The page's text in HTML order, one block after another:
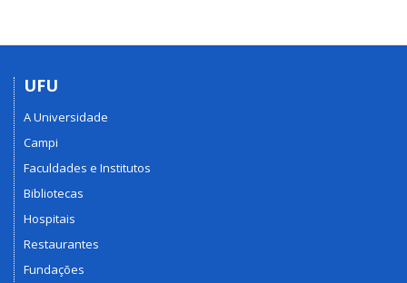
UFU
A Universidade
Campi
Faculdades e Institutos
Bibliotecas
Hospitais
Restaurantes
Fundações